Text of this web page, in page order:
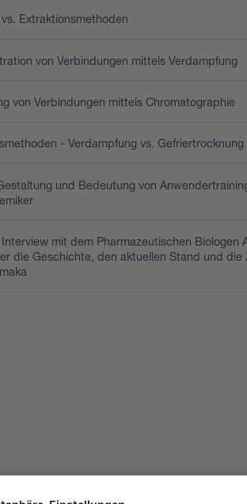
Extraktionsmethoden
von Verbindungen mittels Verdampfung
von Verbindungen mittels Chromatographie
- Verdampfung vs.
und Bedeutung von
Interview mit dem Pharmazeutischen Biologen
die Geschichte, den aktuellen Stand und die